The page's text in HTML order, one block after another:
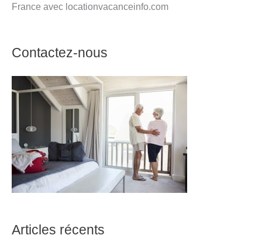
France avec locationvacanceinfo.com
Contactez-nous
Articles récents